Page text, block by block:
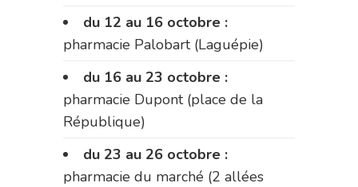
du 12 au 16 octobre :
pharmacie Palobart (Laguépie)
du 16 au 23 octobre :
pharmacie Dupont (place de la
République)
du 23 au 26 octobre :
pharmacie du marché (2 allées